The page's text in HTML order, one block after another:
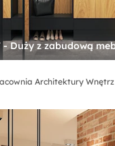
Architektury Wnętrz